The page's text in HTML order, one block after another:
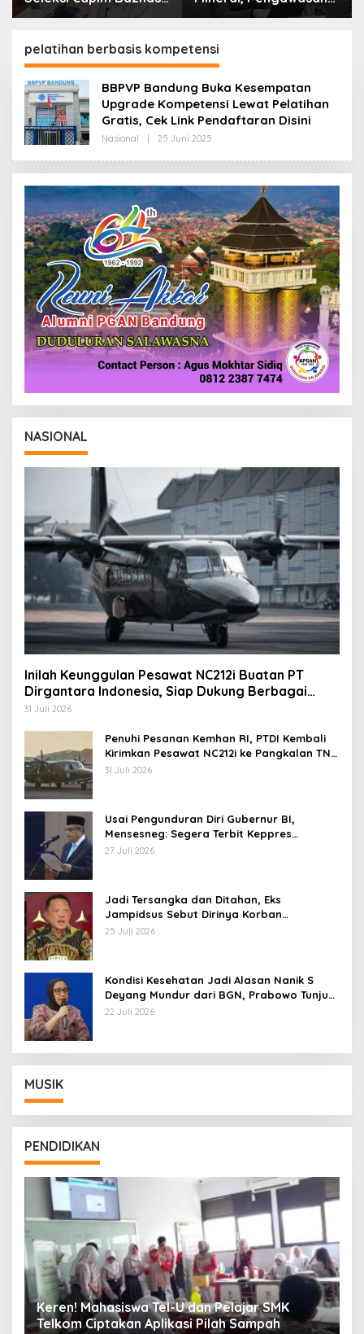
Kota Cimahi: Kita Ingin
Berintegritas
Resmi Dimulai Awal
pelatihan berbasis kompetensi
BBPVP Bandung Buka Kesempatan
Upgrade Kompetensi Lewat Pelatihan
Gratis, Cek Link Pendaftaran Disini
Nasional 25 Juni 2025
E
H
R
A
K
S
I
NASIONAL
Inilah Keunggulan Pesawat NC212i Buatan PT
Dirgantara Indonesia, Siap Dukung Berbagai
Operasi TNI
31 Juli 2026
Penuhi Pesanan Kemhan RI, PTDI Kembali
Kirimkan Pesawat NC212i ke Pangkalan TNI
AU
31 Juli 2026
Usai Pengunduran Diri Gubernur BI,
Mensesneg: Segera Terbit Keppres
Pemberhentian dengan Hormat
27 Juli 2026
Jadi Tersangka dan Ditahan, Eks
Jampidsus Sebut Dirinya Korban
Kriminalisasi
25 Juli 2026
Kondisi Kesehatan Jadi Alasan Nanik S
Deyang Mundur dari BGN, Prabowo Tunjuk
Wamentan Sudaryono
22 Juli 2026
MUSIK
PENDIDIKAN
Keren! Mahasiswa Tel-U dan Pelajar SMK
Telkom Ciptakan Aplikasi Pilah Sampah